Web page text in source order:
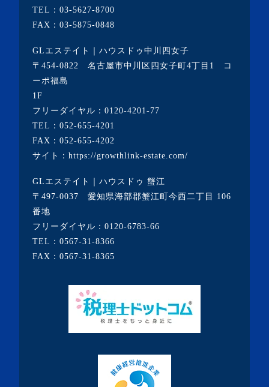
TEL： 03-5627-8700
FAX：03-5875-0848
GLエステイト｜ハウスドゥ中川四女子
〒454-0822 名古屋市中川区四女子町4丁目1 コ
ーポ福島
1F
フリーダイヤル： 0120-4201-77
TEL： 052-655-4201
FAX：052-655-4202
サイト： https://growthlink-estate.com/
GLエステイト｜ハウスドゥ 蟹江
〒497-0037 愛知県海部郡蟹江町今西二丁目 106
番地
フリーダイヤル： 0120-6783-66
TEL： 0567-31-8366
FAX：0567-31-8365